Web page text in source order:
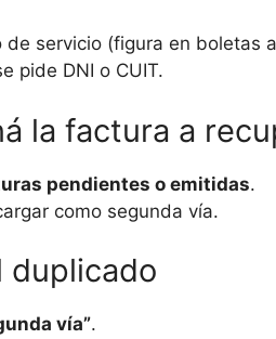
servicio (figura en boletas
pide DNI o CUIT.
la factura a
pendientes o emitidas.
como segunda vía.
duplicado
vía”.